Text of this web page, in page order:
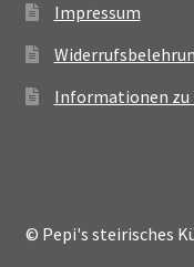
Impressum
Informationen zu
© Pepi's steirisches